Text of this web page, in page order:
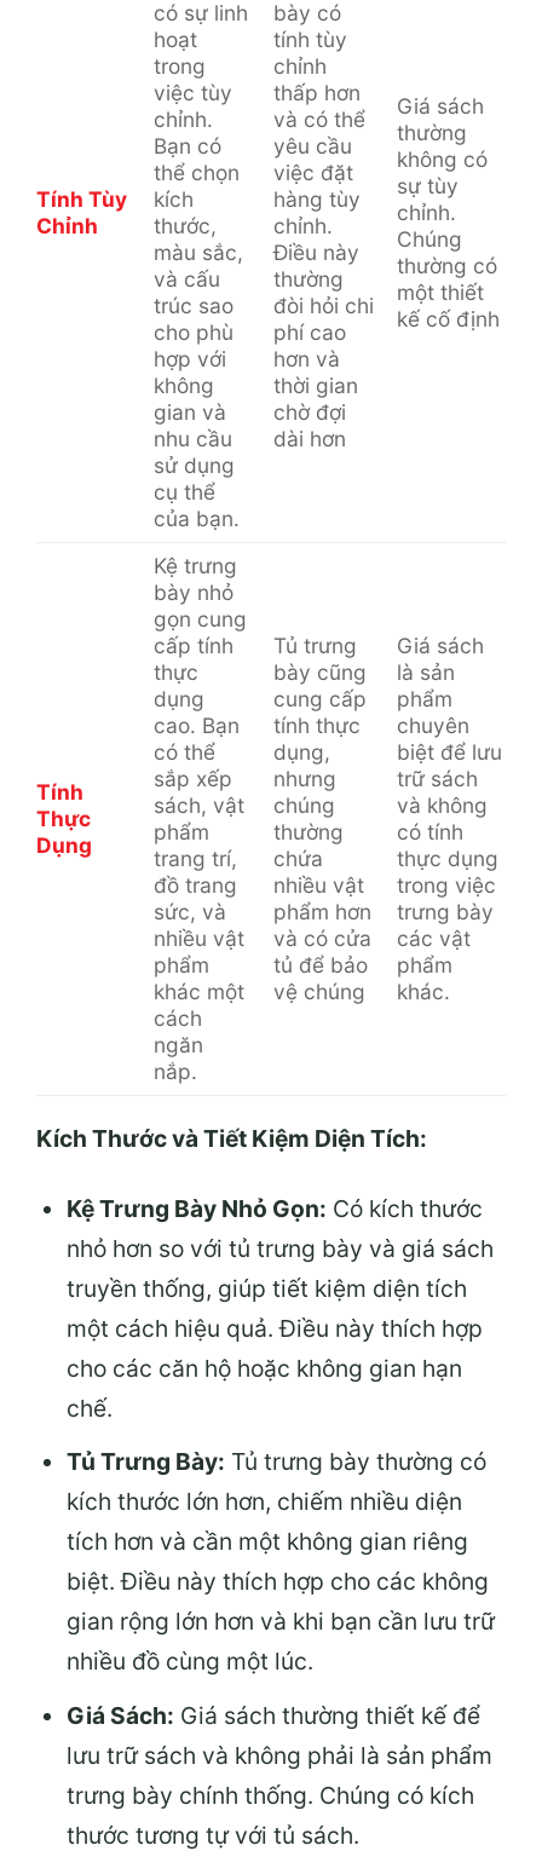
Tính Tùy
Chỉnh
có sự linh
hoạt
trong
việc tùy
chỉnh.
Bạn có
thể chọn
kích
thước,
màu sắc,
và cấu
trúc sao
cho phù
hợp với
không
gian và
nhu cầu
sử dụng
cụ thể
của bạn.
bày có
tính tùy
chỉnh
thấp hơn
và có thể
yêu cầu
việc đặt
hàng tùy
chỉnh.
Điều này
thường
đòi hỏi chi
phí cao
hơn và
thời gian
chờ đợi
dài hơn
Giá sách
thường
không có
sự tùy
chỉnh.
Chúng
thường có
một thiết
kế cố định
Tính
Thực
Dụng
Kệ trưng
bày nhỏ
gọn cung
cấp tính
thực
dụng
cao. Bạn
có thể
sắp xếp
sách, vật
phẩm
trang trí,
đồ trang
sức, và
nhiều vật
phẩm
khác một
cách
ngăn
nắp.
Tủ trưng
bày cũng
cung cấp
tính thực
dụng,
nhưng
chúng
thường
chứa
nhiều vật
phẩm hơn
và có cửa
tủ để bảo
vệ chúng
Giá sách
là sản
phẩm
chuyên
biệt để lưu
trữ sách
và không
có tính
thực dụng
trong việc
trưng bày
các vật
phẩm
khác.
Kích Thước và Tiết Kiệm Diện Tích:
Kệ Trưng Bày Nhỏ Gọn: Có kích thước
nhỏ hơn so với tủ trưng bày và giá sách
truyền thống, giúp tiết kiệm diện tích
một cách hiệu quả. Điều này thích hợp
cho các căn hộ hoặc không gian hạn
chế.
Tủ Trưng Bày: Tủ trưng bày thường có
kích thước lớn hơn, chiếm nhiều diện
tích hơn và cần một không gian riêng
biệt. Điều này thích hợp cho các không
gian rộng lớn hơn và khi bạn cần lưu trữ
nhiều đồ cùng một lúc.
Giá Sách: Giá sách thường thiết kế để
lưu trữ sách và không phải là sản phẩm
trưng bày chính thống. Chúng có kích
thước tương tự với tủ sách.